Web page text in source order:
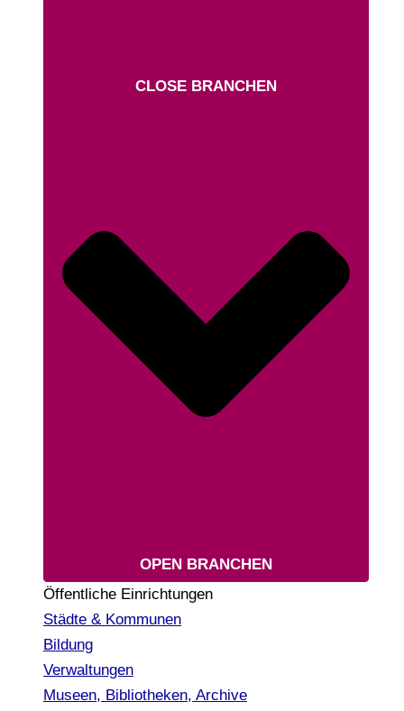
CLOSE BRANCHEN
OPEN BRANCHEN
Öffentliche Einrichtungen
Städte & Kommunen
Bildung
Verwaltungen
Museen, Bibliotheken, Archive